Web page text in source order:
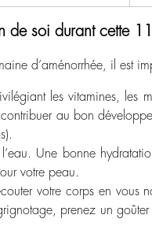
de soi durant cette
d’aménorrhée, il est
les vitamines, les
au bon
Une bonne
votre peau.
votre corps en
prenez un